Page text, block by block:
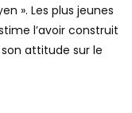
». Les plus jeunes
l’avoir construit
attitude sur le